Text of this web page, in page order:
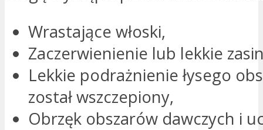
Wrastające włoski,
Zaczerwienienie lub lekkie
Lekkie podrażnienie łysego
został wszczepiony,
Obrzęk obszarów dawczych i